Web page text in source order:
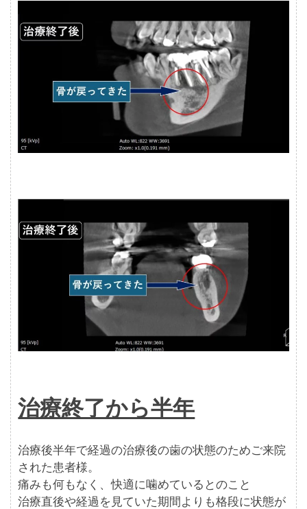
治療終了から半年
治療後半年で経過の治療後の歯の状態のためご来院
された患者様。
痛みも何もなく、快適に噛めているとのこと
治療直後や経過を見ていた期間よりも格段に状態が